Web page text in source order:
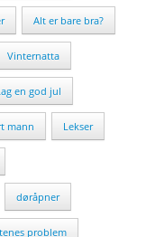
Alt er bare bra?
Vinternatta
en god jul
mann Lekser
døråpner
problem